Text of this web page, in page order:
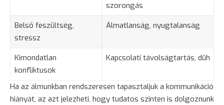
szorongás
Belső feszültség,
stressz
Álmatlanság, nyugtalanság
Kimondatlan
konfliktusok
Kapcsolati távolságtartás, düh
Ha az álmunkban rendszeresen tapasztaljuk a kommunikáció
hiányát, az azt jelezheti, hogy tudatos szinten is dolgoznunk